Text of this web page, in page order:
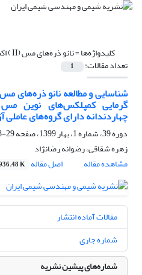
کلیدواژه‌ها =نانو ذره‌های مس (II ) اکسید
تعداد مقالات: 1
چهاردندانه دارای گروه‌های عاملی
دوره 39، شماره 1، بهار 1399، صفحه
29-38
زهره شقاقی، رضوانه رضانژاد
مشاهده مقاله
اصل مقاله K
مقالات آماده انتشار
شماره جاری
شماره‌های پیشین نشریه